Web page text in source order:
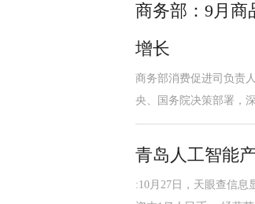
商务部：9月商
增长
商务部消费促进司负责
央、国务院决策部署，
青岛人工智能
:10月27日，天眼查信